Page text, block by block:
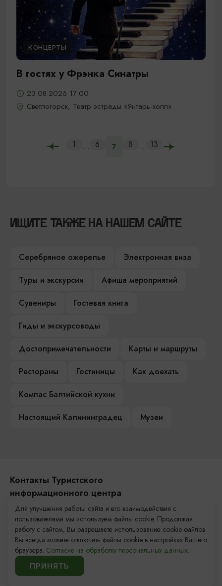
КОНЦЕРТЫ
В гостях у Фрэнка Синатры
23.08.2026 17:00
Светлогорск, Театр эстрады «Янтарь-холл»
1 ... 6 7 8 ... 13
ИЩИТЕ ТАКЖЕ НА НАШЕМ САЙТЕ
Серебряное ожерелье
Электронная виза
Туры и экскурсии
Афиша мероприятий
Сувениры
Гостевая книга
Гиды и экскурсоводы
Достопримечательности
Карты и маршруты
Рестораны
Гостиницы
Как доехать
Компас Балтийской кухни
Настоящий Калининградец
Музеи
Контакты Туристского
информационного центра
Площадь Победы, 1
+7 (4012) 555-200
8 (800) 200-55-39
info@visit-kaliningrad.ru
Для улучшения работы сайта и его взаимодействия с
пользователями мы используем файлы cookie. Продолжая
работу с сайтом, Вы разрешаете использование cookie-файлов.
Вы всегда можете отключить файлы cookie в настройках Вашего
браузера. Согласие на обработку персональных данных.
ПРИНЯТЬ